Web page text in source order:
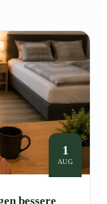
1
AUG
bessere